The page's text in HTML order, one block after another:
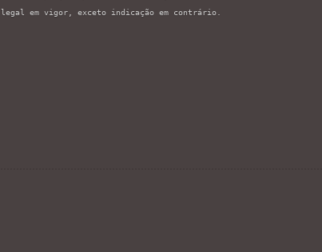
legal em vigor, exceto indicação em contrário.